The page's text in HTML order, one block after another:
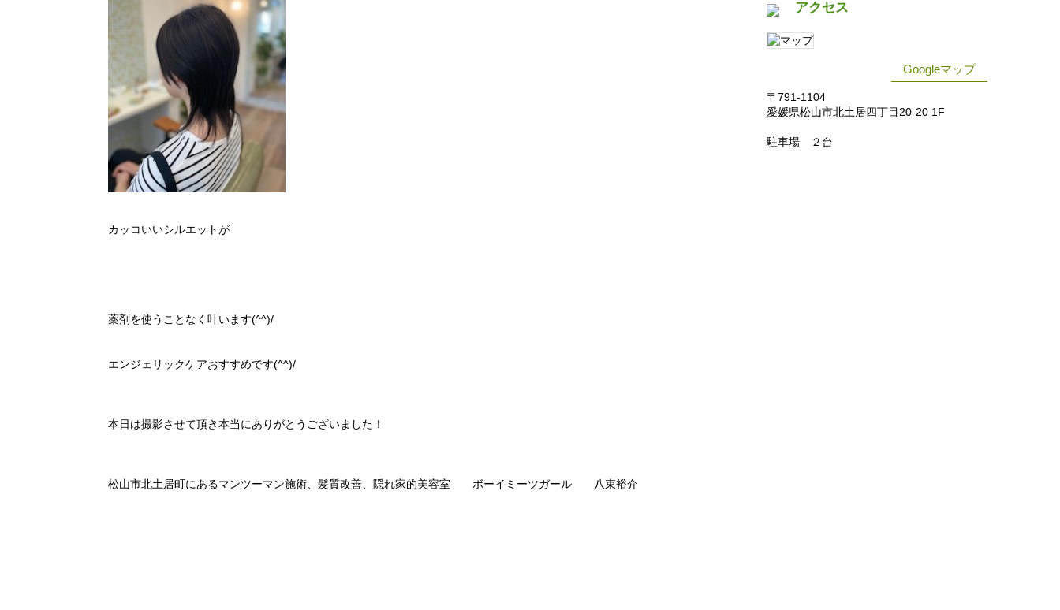
カッコいいシルエットが
薬剤を使うことなく叶います(^^)/
エンジェリックケアおすすめです(^^)/
本日は撮影させて頂き本当にありがとうございました！
松山市北土居町にあるマンツーマン施術、髪質改善、隠れ家的美容室 ボーイミーツガール 八束裕介
アクセス
Googleマップ
〒791-1104
愛媛県松山市北土居四丁目20-20 1F
駐車場 ２台